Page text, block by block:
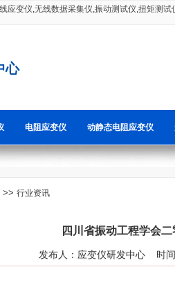
应变仪,无线数据采集仪,振动测试仪,扭矩测试
心
电阻应变仪 动静态电阻应变仪
>> 行业资讯
四川省振动工程学会
发布人：应变仪研发中心 时